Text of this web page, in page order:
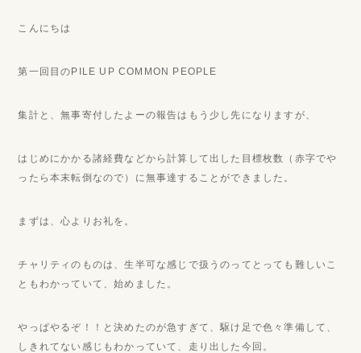
こんにちは
第一回目のPILE UP COMMON PEOPLE
集計と、無事寄付したよーの報告はもう少し先になりますが、
はじめにかかる諸経費などから計算して出した目標枚数（赤字でや
ったら本末転倒なので）に無事達することができました。
まずは、心よりお礼を。
チャリティのものは、生半可な感じで扱うのってとっても難しいこ
ともわかっていて、始めました。
やっぱやるぞ！！と決めたのが急すぎて、駆け足で色々準備して、
しきれてない感じもわかっていて、走り出した今回。